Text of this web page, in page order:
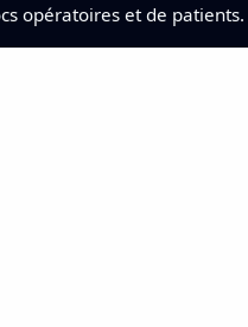
opératoires et de patients.